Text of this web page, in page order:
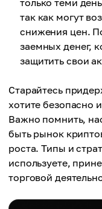
только теми
так как могут
снижения цен.
заемных денег,
защитить свои
Старайтесь
хотите безопасно
Важно помнить,
быть рынок
роста. Типы и
используете,
торговой